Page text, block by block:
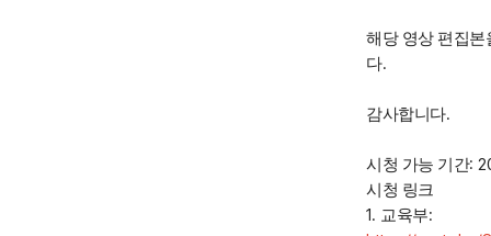
해당 영상 편집본
다.
감사합니다.
시청 가능 기간:
시청 링크
1. 교육부: